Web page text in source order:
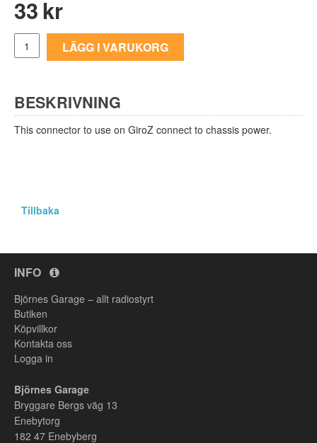
33kr
LÄGG I VARUKORG
BESKRIVNING
This connector to use on GiroZ connect to chassis power.
Tillbaka
INFO
Björnes Garage – allt radiostyrt
Butiken
Köpvillkor
Kontakta oss
Logga in
Björnes Garage
Bryggare Bergs väg 13
Enebytorg
182 47 Enebyberg